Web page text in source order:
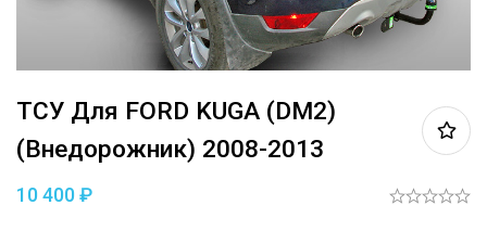
ТСУ Для FORD KUGA (DM2)
(внедорожник) 2008-2013
10 400₽